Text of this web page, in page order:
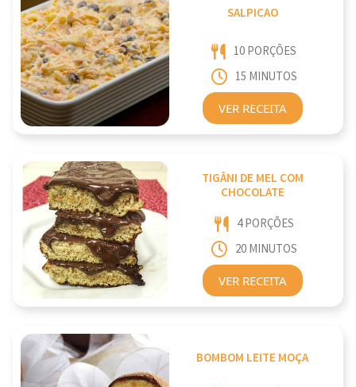
SALPICAO
10 PORÇÕES
15 MINUTOS
VER RECEITA
TIGÂNI DE MEL COM
CHOCOLATE
4 PORÇÕES
20 MINUTOS
VER RECEITA
BOMBOM LEITE MOÇA